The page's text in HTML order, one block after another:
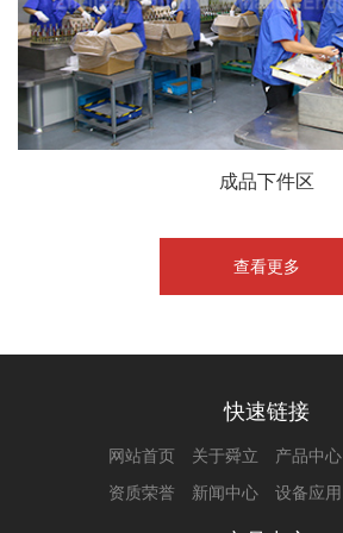
成品下件区
查看更多
快速链接
网站首页 关于舜立 产品中心
资质荣誉
新闻中心 设备应用